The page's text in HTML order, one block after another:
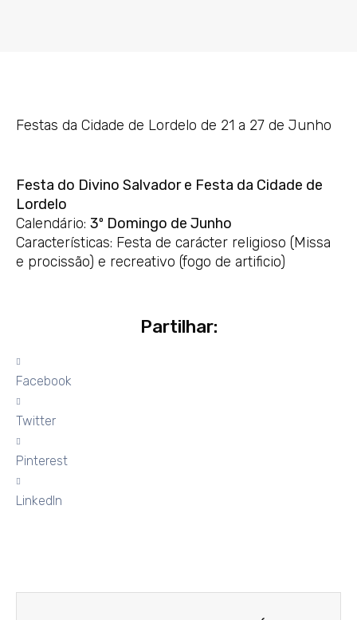
Festas da Cidade de Lordelo de 21 a 27 de Junho
Festa do Divino Salvador e Festa da Cidade de
Lordelo
Calendário: 3º Domingo de Junho
Características: Festa de carácter religioso (Missa
e procissão) e recreativo (fogo de artificio)
Partilhar:
Facebook
Twitter
Pinterest
LinkedIn